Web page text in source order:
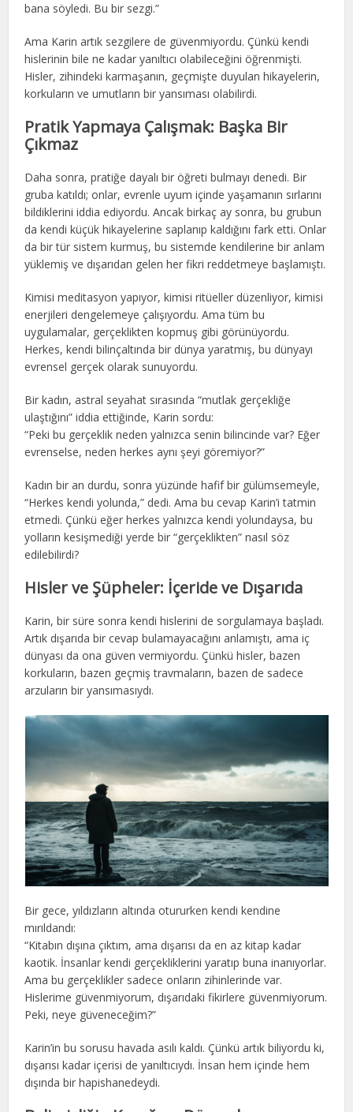
bana söyledi. Bu bir sezgi.”
Ama Karin artık sezgilere de güvenmiyordu. Çünkü kendi
hislerinin bile ne kadar yanıltıcı olabileceğini öğrenmişti.
Hisler, zihindeki karmaşanın, geçmişte duyulan hikayelerin,
korkuların ve umutların bir yansıması olabilirdi.
Pratik Yapmaya Çalışmak: Başka Bir
Çıkmaz
Daha sonra, pratiğe dayalı bir öğreti bulmayı denedi. Bir
gruba katıldı; onlar, evrenle uyum içinde yaşamanın sırlarını
bildiklerini iddia ediyordu. Ancak birkaç ay sonra, bu grubun
da kendi küçük hikayelerine saplanıp kaldığını fark etti. Onlar
da bir tür sistem kurmuş, bu sistemde kendilerine bir anlam
yüklemiş ve dışarıdan gelen her fikri reddetmeye başlamıştı.
Kimisi meditasyon yapıyor, kimisi ritüeller düzenliyor, kimisi
enerjileri dengelemeye çalışıyordu. Ama tüm bu
uygulamalar, gerçeklikten kopmuş gibi görünüyordu.
Herkes, kendi bilinçaltında bir dünya yaratmış, bu dünyayı
evrensel gerçek olarak sunuyordu.
Bir kadın, astral seyahat sırasında “mutlak gerçekliğe
ulaştığını” iddia ettiğinde, Karin sordu:
“Peki bu gerçeklik neden yalnızca senin bilincinde var? Eğer
evrenselse, neden herkes aynı şeyi göremiyor?”
Kadın bir an durdu, sonra yüzünde hafif bir gülümsemeyle,
“Herkes kendi yolunda,” dedi. Ama bu cevap Karin’i tatmin
etmedi. Çünkü eğer herkes yalnızca kendi yolundaysa, bu
yolların kesişmediği yerde bir “gerçeklikten” nasıl söz
edilebilirdi?
Hisler ve Şüpheler: İçeride ve Dışarıda
Karin, bir süre sonra kendi hislerini de sorgulamaya başladı.
Artık dışarıda bir cevap bulamayacağını anlamıştı, ama iç
dünyası da ona güven vermiyordu. Çünkü hisler, bazen
korkuların, bazen geçmiş travmaların, bazen de sadece
arzuların bir yansımasıydı.
Bir gece, yıldızların altında otururken kendi kendine
mırıldandı:
“Kitabın dışına çıktım, ama dışarısı da en az kitap kadar
kaotik. İnsanlar kendi gerçekliklerini yaratıp buna inanıyorlar.
Ama bu gerçeklikler sadece onların zihinlerinde var.
Hislerime güvenmiyorum, dışarıdaki fikirlere güvenmiyorum.
Peki, neye güveneceğim?”
Karin’in bu sorusu havada asılı kaldı. Çünkü artık biliyordu ki,
dışarısı kadar içerisi de yanıltıcıydı. İnsan hem içinde hem
dışında bir hapishanedeydi.